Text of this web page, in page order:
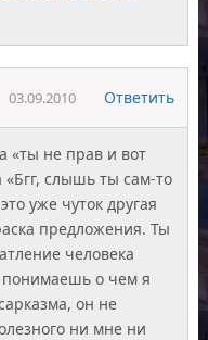
03.09.2010 Ответить
«ты не прав и вот
«Бгг, слышь ты сам-то
уже чуток другая
предложения. Ты
человека
о чем я
он не
ни мне ни